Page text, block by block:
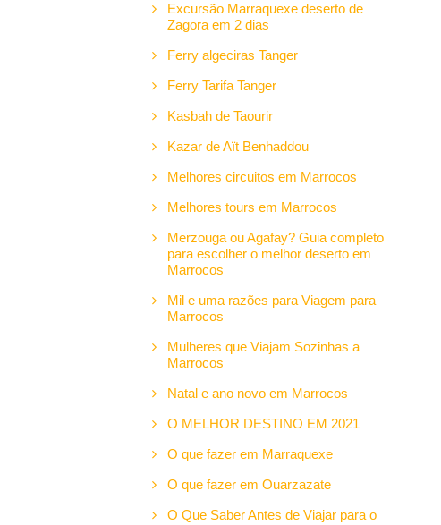
Excursão Marraquexe deserto de
Zagora em 2 dias
Ferry algeciras Tanger
Ferry Tarifa Tanger
Kasbah de Taourir
Kazar de Aït Benhaddou
Melhores circuitos em Marrocos
Melhores tours em Marrocos
Merzouga ou Agafay? Guia completo
para escolher o melhor deserto em
Marrocos
Mil e uma razões para Viagem para
Marrocos
Mulheres que Viajam Sozinhas a
Marrocos
Natal e ano novo em Marrocos
O MELHOR DESTINO EM 2021
O que fazer em Marraquexe
O que fazer em Ouarzazate
O Que Saber Antes de Viajar para o